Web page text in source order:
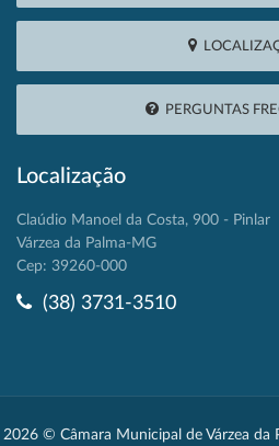
PERGUNTAS
Localização
Claúdio Manoel da Costa, 900 - Pinlar
Várzea da Palma-MG
Cep: 39260-000
(38) 3731-3510
2026 © Câmara Municipal de Várzea da